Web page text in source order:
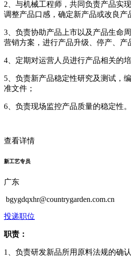
2、与机械工程师，共同负责产品实
调整产品口感，确定新产品或改良产
3、负责协助产品上市以及产品生命
营销方案，进行产品升级、停产、产
4、定期对运营人员进行产品相关的培
5、负责新产品稳定性研究及测试，
准文件；
6、负责现场监控产品质量的稳定性。
查看详情
新工艺专员
广东
bgygdqxhr@countrygarden.com.cn
投递职位
职责：
1、负责研发新品所用原料法规的确认